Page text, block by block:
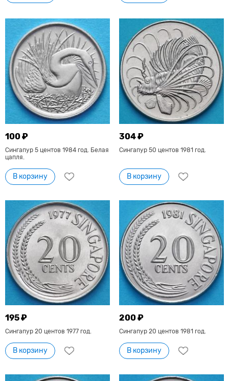
100 ₽
Сингапур 5 центов 1984 год. Белая
цапля.
В корзину
304 ₽
Сингапур 50 центов 1981 год.
В корзину
195 ₽
Сингапур 20 центов 1977 год.
В корзину
200 ₽
Сингапур 20 центов 1981 год.
В корзину